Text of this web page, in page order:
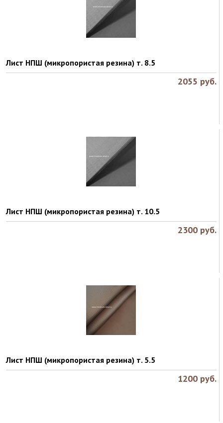
Лист НПШ (микропористая резина) т. 8.5
2055 руб.
Лист НПШ (микропористая резина) т. 10.5
2300 руб.
Лист НПШ (микропористая резина) т. 5.5
1200 руб.